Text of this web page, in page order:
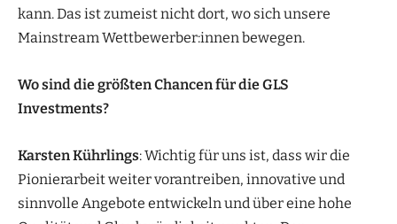
kann. Das ist zumeist nicht dort, wo sich unsere
Mainstream Wettbewerber:innen bewegen.
Wo sind die größten Chancen für die GLS
Investments?
Karsten Kührlings: Wichtig für uns ist, dass wir die
Pionierarbeit weiter vorantreiben, innovative und
sinnvolle Angebote entwickeln und über eine hohe